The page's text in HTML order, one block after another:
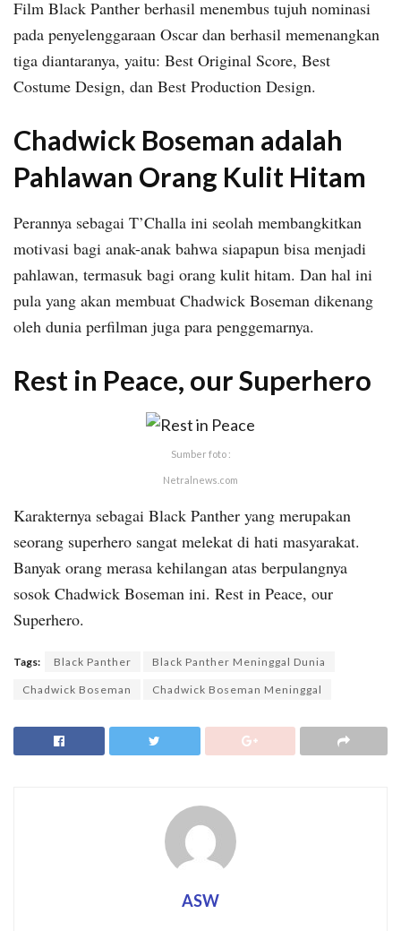
Film Black Panther berhasil menembus tujuh nominasi
pada penyelenggaraan Oscar dan berhasil memenangkan
tiga diantaranya, yaitu: Best Original Score, Best
Costume Design, dan Best Production Design.
Chadwick Boseman adalah
Pahlawan Orang Kulit Hitam
Perannya sebagai T’Challa ini seolah membangkitkan
motivasi bagi anak-anak bahwa siapapun bisa menjadi
pahlawan, termasuk bagi orang kulit hitam. Dan hal ini
pula yang akan membuat Chadwick Boseman dikenang
oleh dunia perfilman juga para penggemarnya.
Rest in Peace, our Superhero
Sumber foto :
Netralnews.com
Karakternya sebagai Black Panther yang merupakan
seorang superhero sangat melekat di hati masyarakat.
Banyak orang merasa kehilangan atas berpulangnya
sosok Chadwick Boseman ini. Rest in Peace, our
Superhero.
Tags: Black Panther Black Panther Meninggal Dunia
Chadwick Boseman Chadwick Boseman Meninggal
ASW